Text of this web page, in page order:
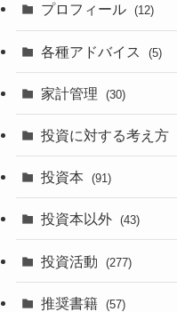
プロフィール (12)
各種アドバイス (5)
家計管理 (30)
投資に対する考え方
投資本 (91)
投資本以外 (43)
投資活動 (277)
推奨書籍 (57)